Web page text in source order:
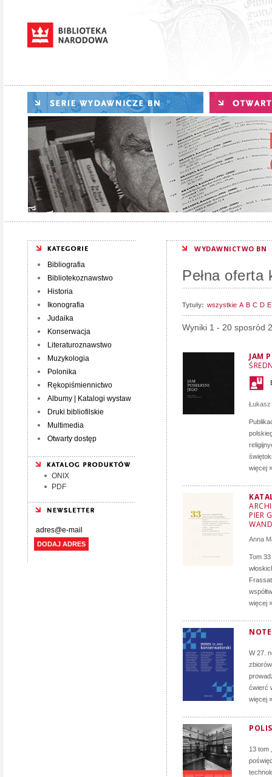
Bibliografia
Bibliotekoznawstwo
Historia
Ikonografia
Judaika
Konserwacja
Literaturoznawstwo
Muzykologia
Polonika
Rękopiśmiennictwo
Albumy | Katalogi wystaw
Druki bibliofilskie
Multimedia
Otwarty dostęp
ONIX
PDF
DODAJ ADRES
WYDAWNICTWO BN
Pełna oferta
Tytuły: wszystkie A B C D E
Wyniki 1 - 20 sposród
JAM
Łukasz
więcej »
PIER
Anna
Tom
więcej »
W 27.
ćwierć
więcej »
13 tom